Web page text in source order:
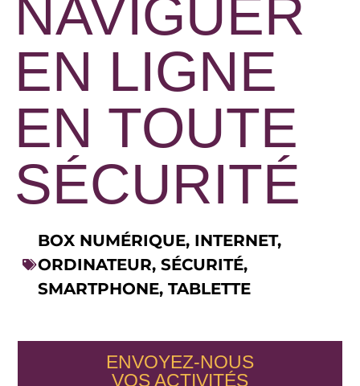
NAVIGUER
EN LIGNE
EN TOUTE
SÉCURITÉ
BOX NUMÉRIQUE, INTERNET,
ORDINATEUR, SÉCURITÉ,
SMARTPHONE, TABLETTE
ENVOYEZ-NOUS
VOSACTIVITÉS